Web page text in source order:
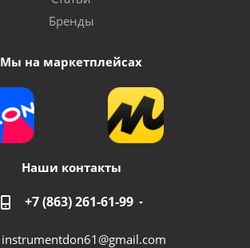
Бренды
Мы на маркетплейсах
Наши контакты
+7 (863) 261-61-99
instrumentdon61@gmail.com